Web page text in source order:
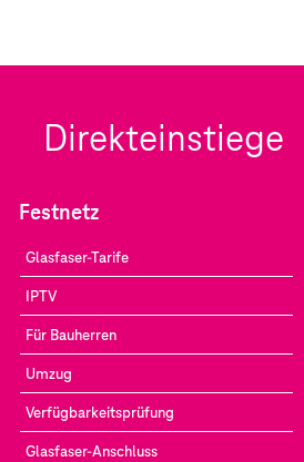
Direkteinstiege
Festnetz
Glasfaser-Tarife
IPTV
Für Bauherren
Umzug
Verfügbarkeitsprüfung
Glasfaser-Anschluss